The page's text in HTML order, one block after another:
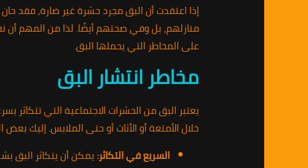
إذا اعتقدت أن البق مجرد حشرة غير ضارة، فقد
منازلهم، بل وفي صحتهم أيضًا. لذا من المهم أن
على المخاطر التي يحملها البق.
مخاطر انتشار البق
يعتبر البق من الحشرات الاجتماعية التي
خلال الأمتعة أو الأثاث أو حتى الملابس. إليك بعض
السريع في التكاثر: